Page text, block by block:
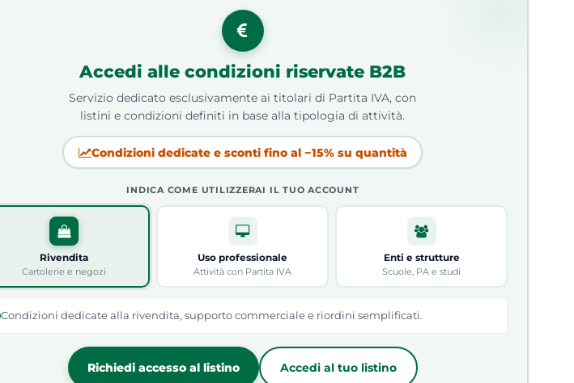
Accedi alle condizioni riservate B2B
Servizio dedicato esclusivamente ai titolari di Partita IVA, con
listini e condizioni definiti in base alla tipologia di attività.
Condizioni dedicate e sconti fino al −15% su quantità
INDICA COME UTILIZZERAI IL TUO ACCOUNT
Rivendita
Cartolerie e negozi
Uso professionale
Attività con Partita IVA
Enti e strutture
Scuole, PA e studi
Condizioni dedicate alla rivendita, supporto commerciale e riordini semplificati.
Richiedi accesso al listino Accedi al tuo listino